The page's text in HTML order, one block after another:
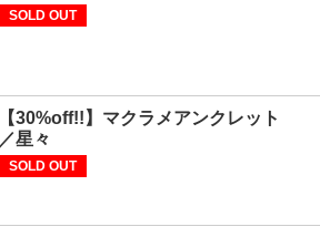
SOLD OUT
【30%off!!】マクラメアンクレット
／星々
SOLD OUT